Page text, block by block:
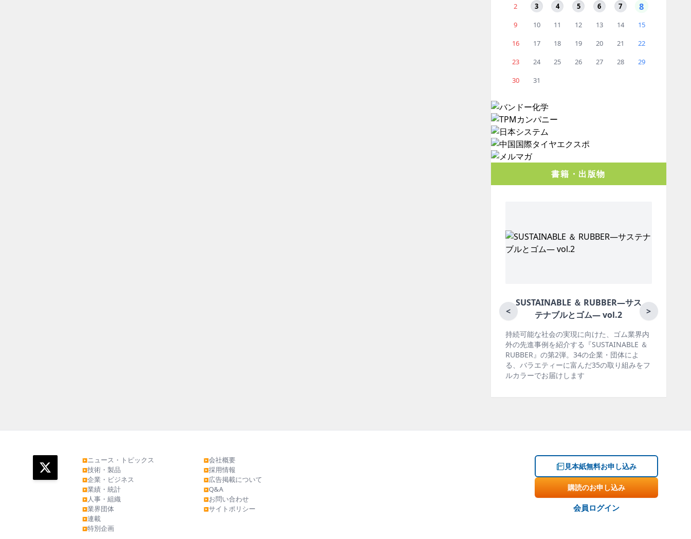
2
3 4 5 6 7 8
9 10 11 12 13 14
15
16
17 18 19 20 21
22
23
24 25 26 27 28
29
30
31
書籍・出版物
< >
SUSTAINABLE ＆ RUBBER―サス
テナブルとゴム― vol.2
持続可能な社会の実現に向けた、ゴム業界内
外の先進事例を紹介する『SUSTAINABLE ＆
RUBBER』の第2弾。34の企業・団体によ
る、バラエティーに富んだ35の取り組みをフ
ルカラーでお届けします
▶ニュース・トピックス
▶技術・製品
▶企業・ビジネス
▶業績・統計
▶人事・組織
▶業界団体
▶連載
▶特別企画
▶会社概要
▶採用情報
▶広告掲載について
▶Q&A
▶お問い合わせ
▶サイトポリシー
見本紙無料お申し込み
購読のお申し込み
会員ログイン